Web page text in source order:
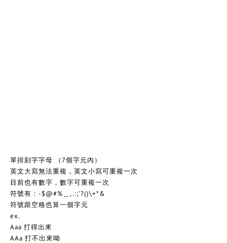
單排刻字字母 （7個字元內）
英文大寫無法重複，英文小寫可重複一次
目前也有數字，數字可重複一次
符號有：-$@#%＿,.:;’?()\+*&
符號跟空格也算一個字元
ex.
Aaa 打得出來
AAa 打不出來呦